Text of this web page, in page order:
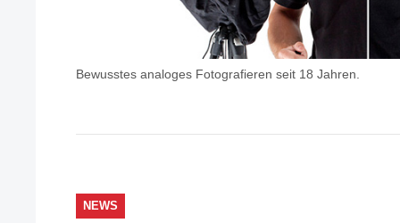
Bewusstes analoges Fotografieren seit 18 Jahren.
NEWS